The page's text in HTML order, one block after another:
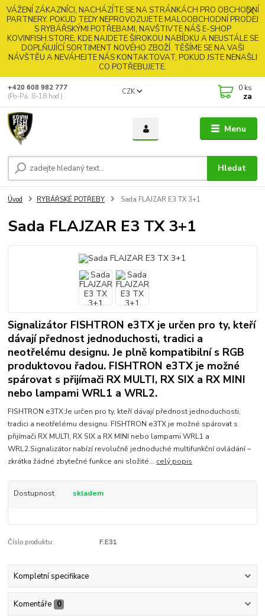
VÁŽENÍ ZÁKAZNÍCI, NACHÁZÍTE SE NA STRÁNKÁCH PRO OBCHODNÍ
PARTNERY. POKUD TEDY NEPROVOZUJETE MALOOBCHODNÍ PRODEJ
S RYBÁŘSKÝMI POTŘEBAMI, NAVŠTIVTE NÁŠ E-SHOP
KOVINFISH.STORE, KDE NAJDETE ŠIROKOU NABÍDKU A NEUSTÁLE SE
DOPLŇUJÍCÍ SORTIMENT NOVÉHO ZBOŽÍ. TĚŠÍME SE NA VAŠI
NÁVŠTĚU A NEVÁHEJTE NÁS KONTAKTOVAT, POKUD JSTE NENAŠLI
CO POTŘEBUJETE.
Menu
CZK
Hledat
+420 608 982 777
(Po-Pá, 8-18 hod.)
0 ks
za
Úvod RYBÁŘSKÉ POTŘEBY Sada FLAJZAR E3 TX 3+1
Sada FLAJZAR E3 TX 3+1
Signalizátor FISHTRON e3TX je určen pro ty, kteří
dávají přednost jednoduchosti, tradici a
neotřelému designu. Je plně kompatibilní s RGB
produktovou řadou. FISHTRON e3TX je možné
spárovat s přijímači RX MULTI, RX SIX a RX MINI
nebo lampami WRL1 a WRL2.
FISHTRON e3TX:Je určen pro ty, kteří dávají přednost jednoduchosti,
tradici a neotřelému designu. FISHTRON e3TX je možné spárovat s
přijímači RX MULTI, RX SIX a RX MINI nebo lampami WRL1 a
WRL2.Signalizátor nabízí revolučně jednoduché multifunkční ovládání –
zkrátka žádné zbytečné funkce ani složité... celý popis
Dostupnost skladem
Číslo produktu: F.E31
Kompletní specifikace
Komentáře 0